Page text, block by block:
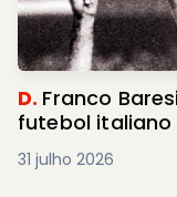
D. Franco
futebol italiano
31 julho 2026